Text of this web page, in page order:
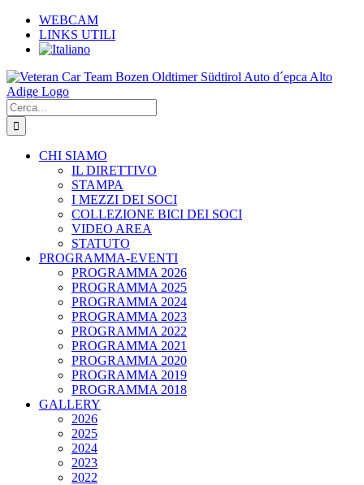
Salta
contenuto
WEBCAM
LINKS UTILI
Cerca
per:
CHI SIAMO
IL DIRETTIVO
STAMPA
I MEZZI DEI SOCI
COLLEZIONE BICI DEI SOCI
VIDEO AREA
STATUTO
PROGRAMMA-EVENTI
PROGRAMMA 2026
PROGRAMMA 2025
PROGRAMMA 2024
PROGRAMMA 2023
PROGRAMMA 2022
PROGRAMMA 2021
PROGRAMMA 2020
PROGRAMMA 2019
PROGRAMMA 2018
GALLERY
2026
2025
2024
2023
2022